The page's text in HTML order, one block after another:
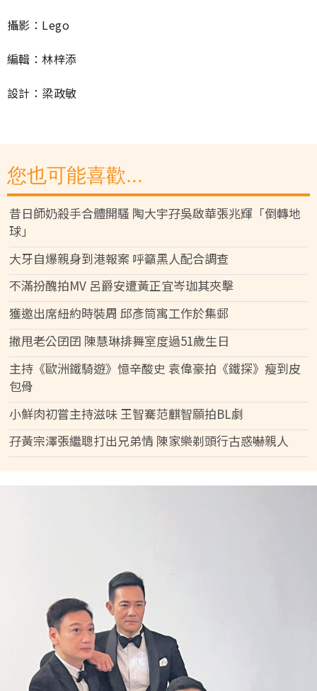
攝影：Lego
編輯：林梓添
設計：梁政敏
您也可能喜歡...
昔日師奶殺手合體開騷 陶大宇孖吳啟華張兆輝「倒轉地
球」
大牙自爆親身到港報案 呼籲黑人配合調查
不滿扮醜拍MV 呂爵安遭黃正宜岑珈其夾擊
獲邀出席紐約時裝周 邱彥筒寓工作於集郵
撇甩老公囝囝 陳慧琳排舞室度過51歲生日
主持《歐洲鐵騎遊》憶辛酸史 袁偉豪拍《鐵探》瘦到皮
包骨
小鮮肉初嘗主持滋味 王智騫范麒智願拍BL劇
孖黃宗澤張繼聰打出兄弟情 陳家樂剃頭行古惑嚇親人